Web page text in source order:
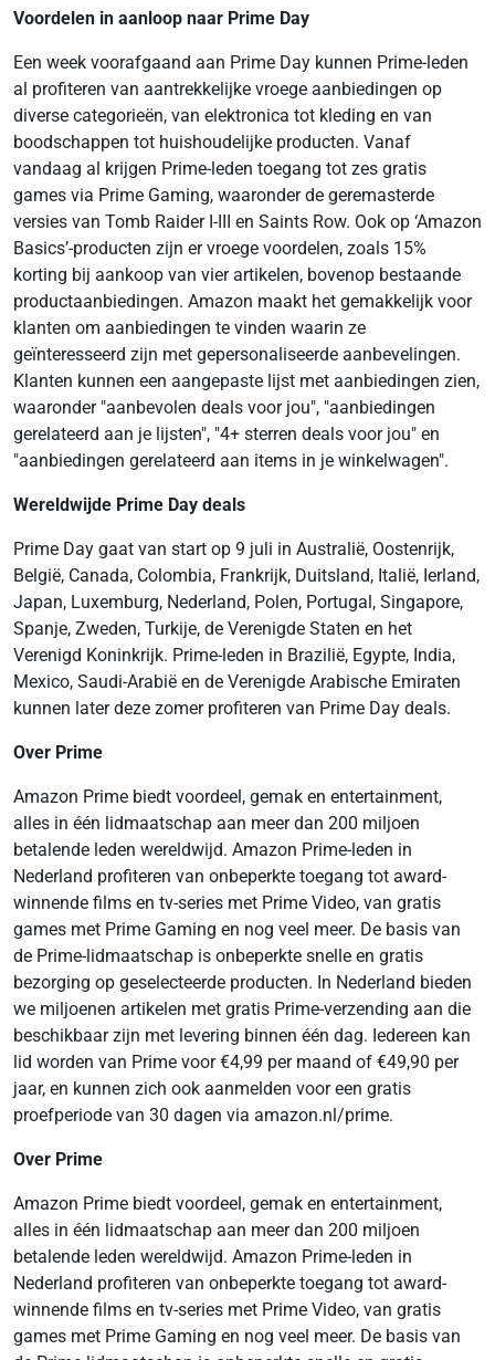
Voordelen in aanloop naar Prime Day
Een week voorafgaand aan Prime Day kunnen Prime-leden
al profiteren van aantrekkelijke vroege aanbiedingen op
diverse categorieën, van elektronica tot kleding en van
boodschappen tot huishoudelijke producten. Vanaf
vandaag al krijgen Prime-leden toegang tot zes gratis
games via Prime Gaming, waaronder de geremasterde
versies van Tomb Raider I-III en Saints Row. Ook op ‘Amazon
Basics’-producten zijn er vroege voordelen, zoals 15%
korting bij aankoop van vier artikelen, bovenop bestaande
productaanbiedingen. Amazon maakt het gemakkelijk voor
klanten om aanbiedingen te vinden waarin ze
geïnteresseerd zijn met gepersonaliseerde aanbevelingen.
Klanten kunnen een aangepaste lijst met aanbiedingen zien,
waaronder "aanbevolen deals voor jou", "aanbiedingen
gerelateerd aan je lijsten", "4+ sterren deals voor jou" en
"aanbiedingen gerelateerd aan items in je winkelwagen".
Wereldwijde Prime Day deals
Prime Day gaat van start op 9 juli in Australië, Oostenrijk,
België, Canada, Colombia, Frankrijk, Duitsland, Italië, Ierland,
Japan, Luxemburg, Nederland, Polen, Portugal, Singapore,
Spanje, Zweden, Turkije, de Verenigde Staten en het
Verenigd Koninkrijk. Prime-leden in Brazilië, Egypte, India,
Mexico, Saudi-Arabië en de Verenigde Arabische Emiraten
kunnen later deze zomer profiteren van Prime Day deals.
Over Prime
Amazon Prime biedt voordeel, gemak en entertainment,
alles in één lidmaatschap aan meer dan 200 miljoen
betalende leden wereldwijd. Amazon Prime-leden in
Nederland profiteren van onbeperkte toegang tot award-
winnende films en tv-series met Prime Video, van gratis
games met Prime Gaming en nog veel meer. De basis van
de Prime-lidmaatschap is onbeperkte snelle en gratis
bezorging op geselecteerde producten. In Nederland bieden
we miljoenen artikelen met gratis Prime-verzending aan die
beschikbaar zijn met levering binnen één dag. Iedereen kan
lid worden van Prime voor €4,99 per maand of €49,90 per
jaar, en kunnen zich ook aanmelden voor een gratis
proefperiode van 30 dagen via amazon.nl/prime.
Over Prime
Amazon Prime biedt voordeel, gemak en entertainment,
alles in één lidmaatschap aan meer dan 200 miljoen
betalende leden wereldwijd. Amazon Prime-leden in
Nederland profiteren van onbeperkte toegang tot award-
winnende films en tv-series met Prime Video, van gratis
games met Prime Gaming en nog veel meer. De basis van